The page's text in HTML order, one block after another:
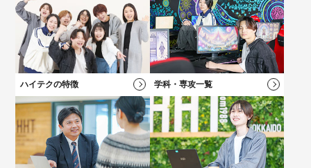
自分の「好き！」が見つかる！
キャリアチェンジをお考えの方にオススメの説明会！
高校2年生向けのイベントや最新情報、進路選びについてはこち
保護者の方向けのご案内、学費説明動画はコチラ
ハイテクの特徴 学科・専攻一覧